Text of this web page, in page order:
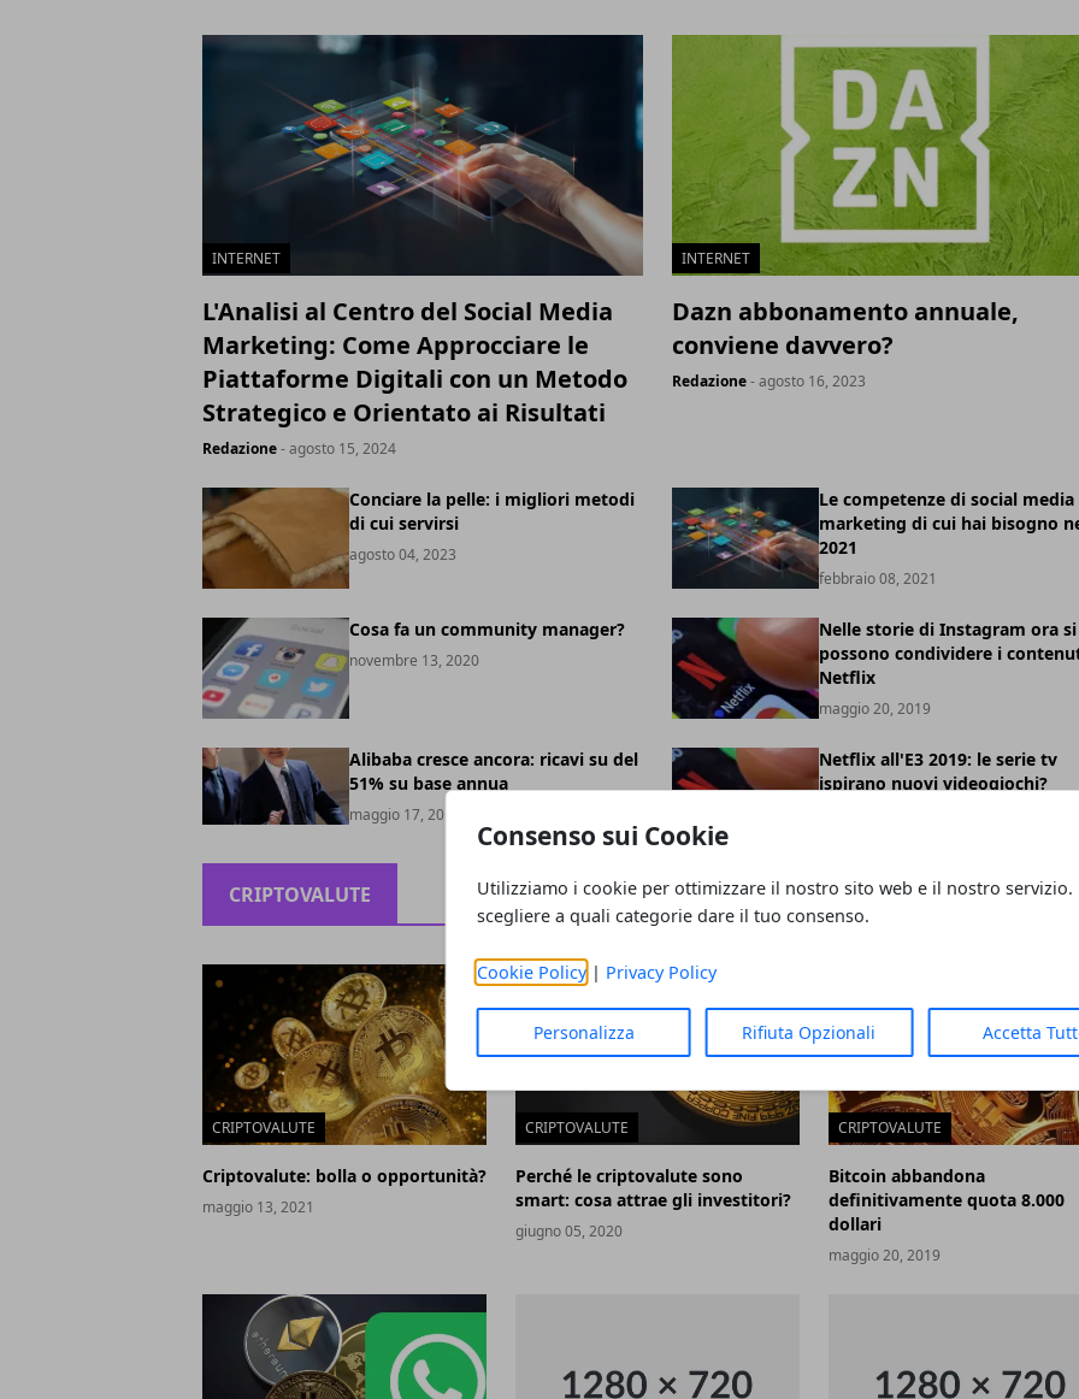
Consenso sui Cookie
Utilizziamo i cookie per ottimizzare il nostro sito web e il nostro servizio.
scegliere a quali categorie dare il tuo consenso.
Cookie Policy| Privacy Policy
Personalizza Rifiuta Opzionali Accetta
INTERNET
L'Analisi al Centro del Social Media
Marketing: Come Approcciare le
Piattaforme Digitali con un Metodo
Strategico e Orientato ai Risultati
Redazione- agosto 15, 2024
INTERNET
Dazn abbonamento annuale,
conviene davvero?
Redazione- agosto 16, 2023
Conciare la pelle: i migliori metodi
di cui servirsi
agosto 04, 2023
Le competenze di social media
marketing di cui hai bisogno
2021
febbraio 08, 2021
Cosa fa un community manager?
novembre 13, 2020
Nelle storie di Instagram ora si
possono condividere i
Netflix
maggio 20, 2019
Alibaba cresce ancora: ricavi su del
51% su base annua
maggio 17, 2019
Netflix all'E3 2019: le serie tv
ispirano nuovi videogiochi?
CRIPTOVALUTE
CRIPTOVALUTE
Criptovalute: bolla o opportunità?
maggio 13, 2021
CRIPTOVALUTE
Perché le criptovalute sono
smart: cosa attrae gli investitori?
giugno 05, 2020
CRIPTOVALUTE
Bitcoin abbandona
definitivamente quota 8.000
dollari
maggio 20, 2019